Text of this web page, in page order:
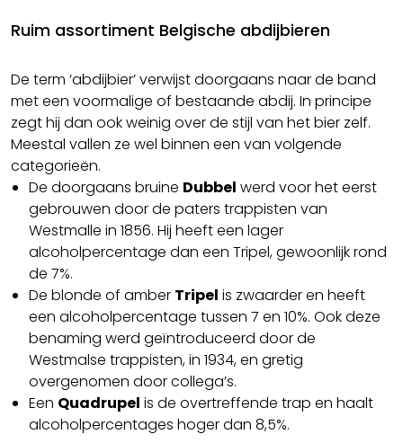
Ruim assortiment Belgische abdijbieren
De term ‘abdijbier’ verwijst doorgaans naar de band
met een voormalige of bestaande abdij. In principe
zegt hij dan ook weinig over de stijl van het bier zelf.
Meestal vallen ze wel binnen een van volgende
categorieën.
De doorgaans bruine Dubbel werd voor het eerst
gebrouwen door de paters trappisten van
Westmalle in 1856. Hij heeft een lager
alcoholpercentage dan een Tripel, gewoonlijk rond
de 7%.
De blonde of amber Tripel is zwaarder en heeft
een alcoholpercentage tussen 7 en 10%. Ook deze
benaming werd geïntroduceerd door de
Westmalse trappisten, in 1934, en gretig
overgenomen door collega’s.
Een Quadrupel is de overtreffende trap en haalt
alcoholpercentages hoger dan 8,5%.